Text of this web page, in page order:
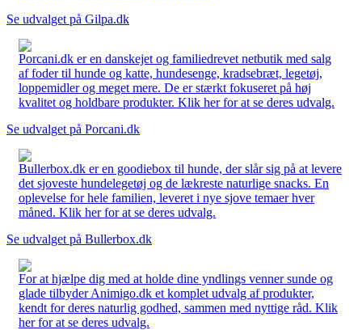
Se udvalget på Gilpa.dk
Porcani.dk er en danskejet og familiedrevet netbutik med salg
af foder til hunde og katte, hundesenge, kradsebræt, legetøj,
loppemidler og meget mere. De er stærkt fokuseret på høj
kvalitet og holdbare produkter. Klik her for at se deres udvalg.
Se udvalget på Porcani.dk
Bullerbox.dk er en goodiebox til hunde, der slår sig på at levere
det sjoveste hundelegetøj og de lækreste naturlige snacks. En
oplevelse for hele familien, leveret i nye sjove temaer hver
måned. Klik her for at se deres udvalg.
Se udvalget på Bullerbox.dk
For at hjælpe dig med at holde dine yndlings venner sunde og
glade tilbyder Animigo.dk et komplet udvalg af produkter,
kendt for deres naturlig godhed, sammen med nyttige råd. Klik
her for at se deres udvalg.